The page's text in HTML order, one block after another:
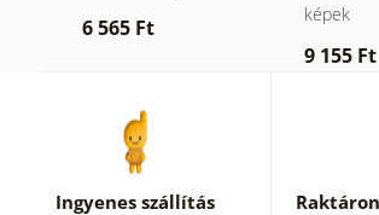
6 565 Ft
képek
9 155 Ft
Ingyenes szállítás